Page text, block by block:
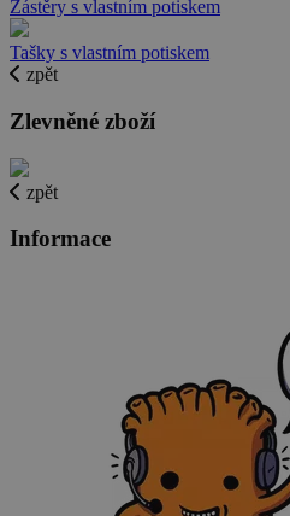
Zástěry s vlastním potiskem
Tašky s vlastním potiskem
zpět
Zlevněné zboží
zpět
Informace